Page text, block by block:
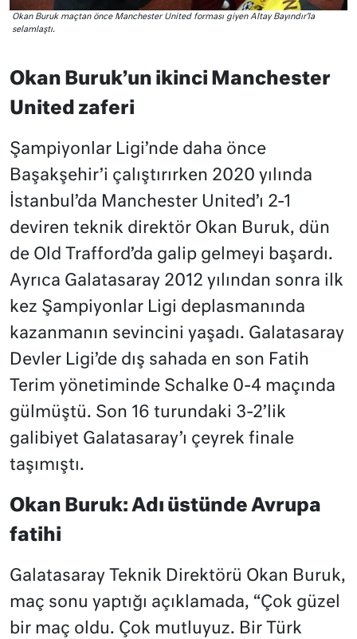
Okan Buruk maçtan önce Manchester United forması giyen Altay Bayındır’la
selamlaştı.
Okan Buruk’un ikinci Manchester
United zaferi
Şampiyonlar Ligi’nde daha önce
Başakşehir’i çalıştırırken 2020 yılında
İstanbul’da Manchester United’ı 2-1
deviren teknik direktör Okan Buruk, dün
de Old Trafford’da galip gelmeyi başardı.
Ayrıca Galatasaray 2012 yılından sonra ilk
kez Şampiyonlar Ligi deplasmanında
kazanmanın sevincini yaşadı. Galatasaray
Devler Ligi’de dış sahada en son Fatih
Terim yönetiminde Schalke 0-4 maçında
gülmüştü. Son 16 turundaki 3-2’lik
galibiyet Galatasaray’ı çeyrek finale
taşımıştı.
Okan Buruk: Adı üstünde Avrupa
fatihi
Galatasaray Teknik Direktörü Okan Buruk,
maç sonu yaptığı açıklamada, “Çok güzel
bir maç oldu. Çok mutluyuz. Bir Türk